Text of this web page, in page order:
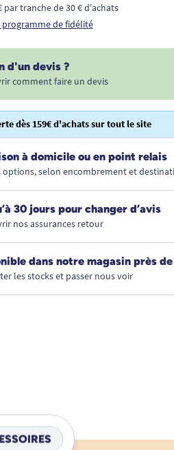
par tranche de 30 € d'achats
de fidélité
d'un devis ?
comment faire un devis
dès 159€ d'achats sur tout le site
à domicile ou en point relais
options, selon encombrement et
30 jours pour changer d’avis
nos assurances retour
dans notre magasin près
les stocks et passer nous voir